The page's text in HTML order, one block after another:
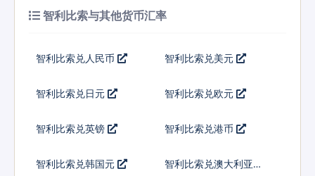
智利比索与其他货币汇率
智利比索兑人民币 智利比索兑美元
智利比索兑日元 智利比索兑欧元
智利比索兑英镑 智利比索兑港币
智利比索兑韩国元 智利比索兑澳大利亚元